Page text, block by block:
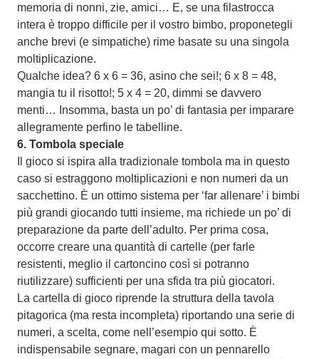
memoria di nonni, zie, amici… E, se una filastrocca
intera è troppo difficile per il vostro bimbo, proponetegli
anche brevi (e simpatiche) rime basate su una singola
moltiplicazione.
Qualche idea? 6 x 6 = 36, asino che sei!; 6 x 8 = 48,
mangia tu il risotto!; 5 x 4 = 20, dimmi se davvero
menti… Insomma, basta un po’ di fantasia per imparare
allegramente perfino le tabelline.
6. Tombola speciale
Il gioco si ispira alla tradizionale tombola ma in questo
caso si estraggono moltiplicazioni e non numeri da un
sacchettino. È un ottimo sistema per ‘far allenare’ i bimbi
più grandi giocando tutti insieme, ma richiede un po’ di
preparazione da parte dell’adulto. Per prima cosa,
occorre creare una quantità di cartelle (per farle
resistenti, meglio il cartoncino così si potranno
riutilizzare) sufficienti per una sfida tra più giocatori.
La cartella di gioco riprende la struttura della tavola
pitagorica (ma resta incompleta) riportando una serie di
numeri, a scelta, come nell’esempio qui sotto. È
indispensabile segnare, magari con un pennarello